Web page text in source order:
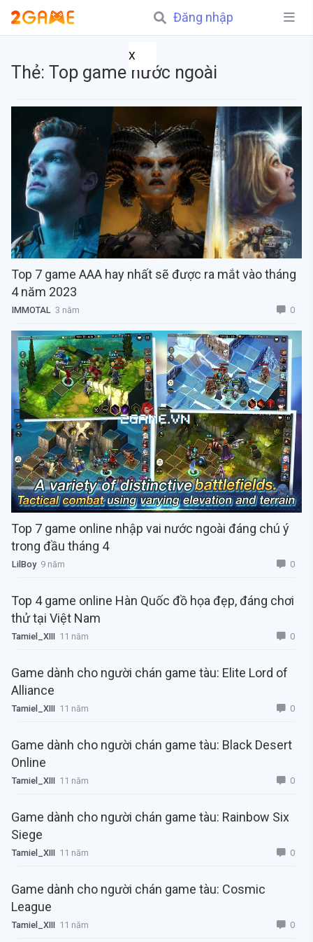
Đăng nhập
X
Thẻ: Top game nước ngoài
Top 7 game AAA hay nhất sẽ được ra mắt vào tháng
4 năm 2023
IMMOTAL 3 năm 0
Top 7 game online nhập vai nước ngoài đáng chú ý
trong đầu tháng 4
LilBoy9 năm 0
Top 4 game online Hàn Quốc đồ họa đẹp, đáng chơi
thử tại Việt Nam
Tamiel_XIII 11 năm 0
Game dành cho người chán game tàu: Elite Lord of
Alliance
Tamiel_XIII 11 năm 0
Game dành cho người chán game tàu: Black Desert
Online
Tamiel_XIII 11 năm 0
Game dành cho người chán game tàu: Rainbow Six
Siege
Tamiel_XIII 11 năm 0
Game dành cho người chán game tàu: Cosmic
League
Tamiel_XIII 11 năm 0